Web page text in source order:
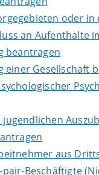
oder
an Aufenthalte
beantragen
einer Gesellschaft
aus
Beschäftigte